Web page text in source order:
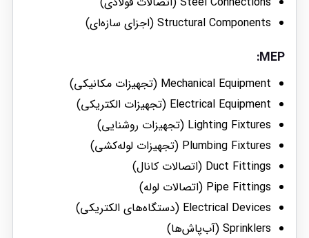
Structural Components (اجزای سازه‌ای)
MEP
:
Mechanical Equipment (تجهیزات مکانیکی)
Electrical Equipment (تجهیزات الکتریکی)
Lighting Fixtures (تجهیزات روشنایی)
Plumbing Fixtures (تجهیزات لوله‌کشی)
Duct Fittings (اتصالات کانال)
Pipe Fittings (اتصالات لوله)
Electrical Devices (دستگاه‌های الکتریکی)
Sprinklers (آب‌پاش‌ها)